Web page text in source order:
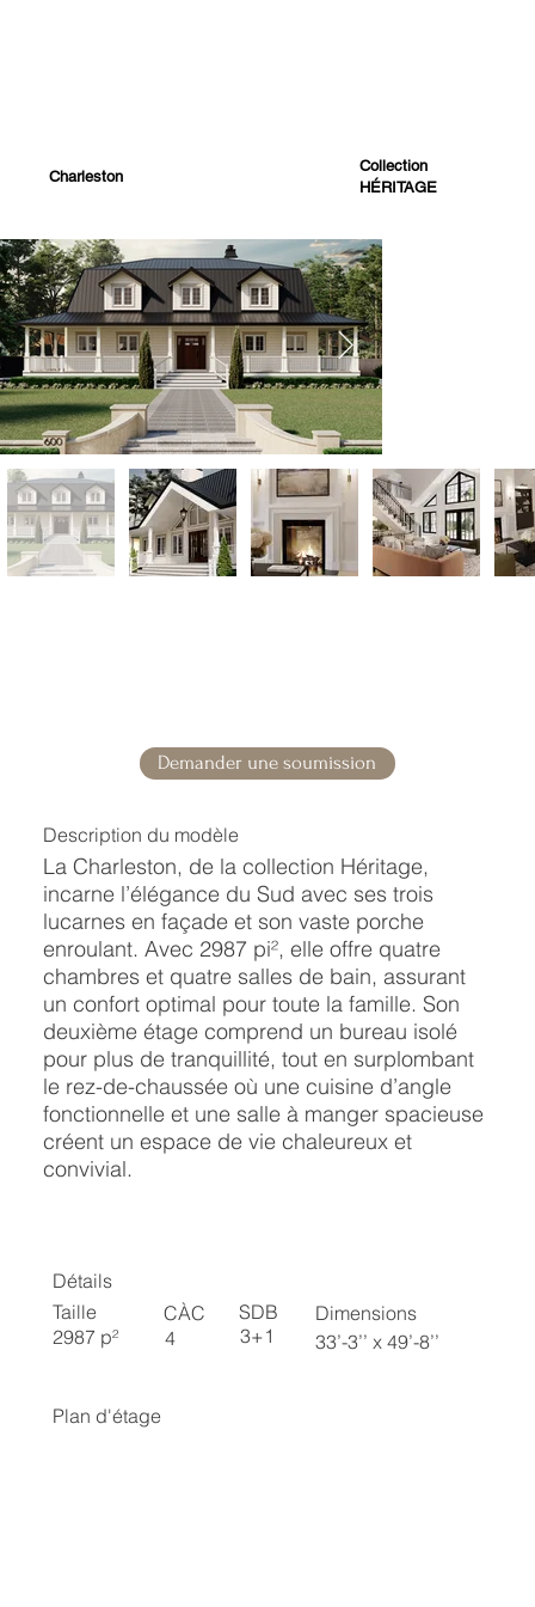
Charleston
HÉRITAGE
Collection
Demander une soumission
La Charleston, de la collection Héritage,
incarne l’élégance du Sud avec ses trois
lucarnes en façade et son vaste porche
enroulant. Avec 2987 pi², elle offre quatre
chambres et quatre salles de bain, assurant
un confort optimal pour toute la famille. Son
deuxième étage comprend un bureau isolé
pour plus de tranquillité, tout en surplombant
le rez-de-chaussée où une cuisine d’angle
fonctionnelle et une salle à manger spacieuse
créent un espace de vie chaleureux et
convivial.
Description du modèle
Détails
2987 p²
Taille
4
CÀC
3+1
SDB
33’-3’’ x 49’-8’’
Dimensions
Plan d'étage